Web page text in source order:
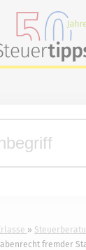
fremder